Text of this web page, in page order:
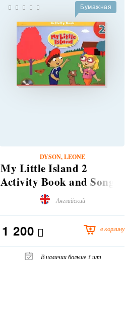
Бумажная
DYSON, LEONE
My Little Island 2
Activity Book and Songs
and Chants CD Pack
Английский
1 200 в корзину
В наличии больше 3 шт